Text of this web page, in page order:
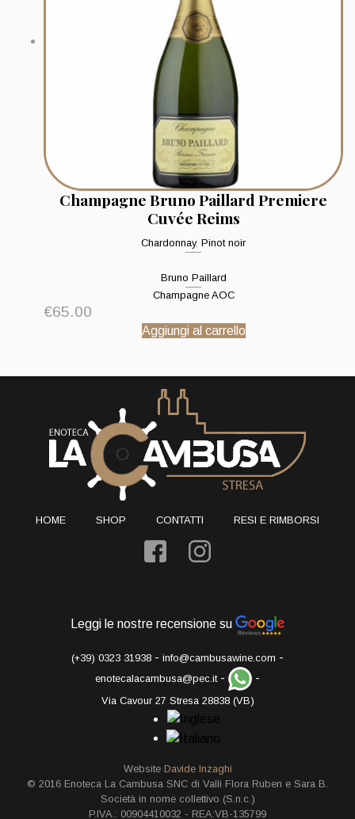
Champagne Bruno Paillard Premiere
Cuvée Reims
Chardonnay, Pinot noir
Bruno Paillard
Champagne AOC
€65.00
Aggiungi al carrello
HOME SHOP CONTATTI RESI E RIMBORSI
Leggi le nostre recensione su
(+39) 0323 31938 - info@cambusawine.com -
enotecalacambusa@pec.it- -
Via Cavour 27 Stresa 28838 (VB)
Website Davide Inzaghi
© 2016 Enoteca La Cambusa SNC di Valli Flora Ruben e Sara B.
Società in nome collettivo (S.n.c.)
P.IVA.: 00904410032 - REA:VB-135799